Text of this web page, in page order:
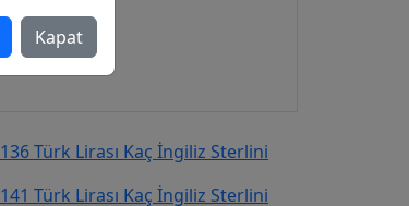
136 Türk Lirası Kaç İngiliz Sterlini
141 Türk Lirası Kaç İngiliz Sterlini
Kapat